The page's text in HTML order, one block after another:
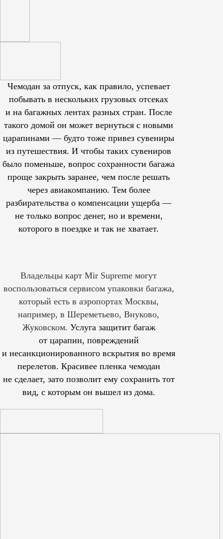
Чемодан за отпуск, как правило, успевает
побывать в нескольких грузовых отсеках
и на багажных лентах разных стран. После
такого домой он может вернуться с новыми
царапинами — будто тоже привез сувениры
из путешествия. И чтобы таких сувениров
было поменьше, вопрос сохранности багажа
проще закрыть заранее, чем после решать
через авиакомпанию. Тем более
разбирательства о компенсации ущерба —
не только вопрос денег, но и времени,
которого в поездке и так не хватает.
Владельцы карт Mir Supreme могут
воспользоваться сервисом упаковки багажа,
который есть в аэропортах Москвы,
например, в Шереметьево, Внуково,
Жуковском. Услуга защитит багаж
от царапин, повреждений
и несанкционированного вскрытия во время
перелетов. Красивее пленка чемодан
не сделает, зато позволит ему сохранить тот
вид, с которым он вышел из дома.